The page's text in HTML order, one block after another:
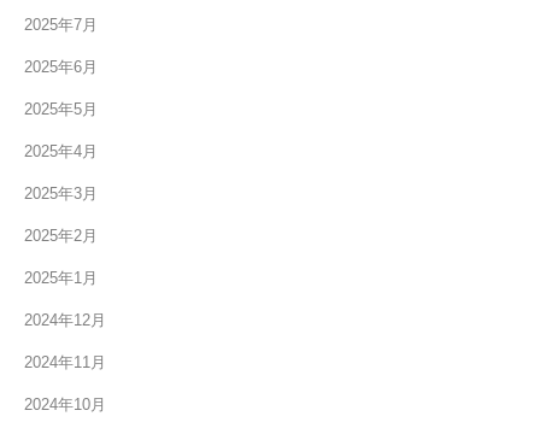
2025年7月
2025年6月
2025年5月
2025年4月
2025年3月
2025年2月
2025年1月
2024年12月
2024年11月
2024年10月